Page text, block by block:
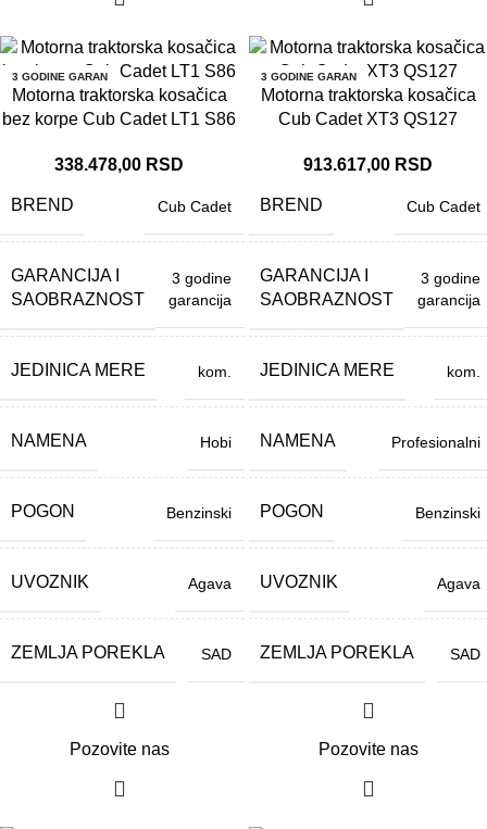
3 GODINE GARAN
CIJA
Motorna traktorska kosačica
bez korpe Cub Cadet LT1 S86
338.478,00 RSD
BREND Cub Cadet
GARANCIJA I
SAOBRAZNOST
3 godine
garancija
JEDINICA MERE kom.
NAMENA Hobi
POGON Benzinski
UVOZNIK Agava
ZEMLJA POREKLA SAD
Pozovite nas
3 GODINE GARAN
CIJA
Motorna traktorska kosačica
Cub Cadet XT3 QS127
913.617,00 RSD
BREND Cub Cadet
GARANCIJA I
SAOBRAZNOST
3 godine
garancija
JEDINICA MERE kom.
NAMENA Profesionalni
POGON Benzinski
UVOZNIK Agava
ZEMLJA POREKLA SAD
Pozovite nas